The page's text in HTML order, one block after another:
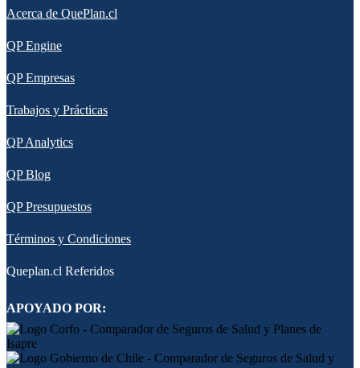
Acerca de QuePlan.cl
QP Engine
QP Empresas
Trabajos y Prácticas
QP Analytics
QP Blog
QP Presupuestos
Términos y Condiciones
Queplan.cl Referidos
APOYADO POR: